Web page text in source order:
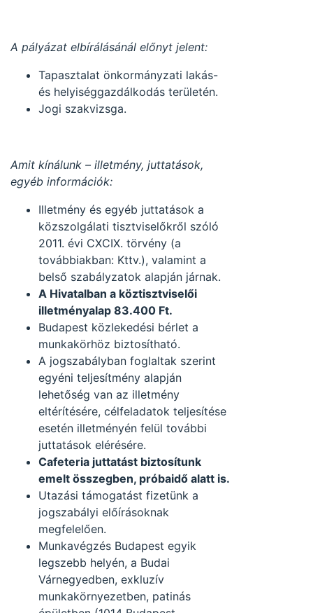
A pályázat elbírálásánál előnyt jelent:
Tapasztalat önkormányzati lakás-
és helyiséggazdálkodás területén.
Jogi szakvizsga.
Amit kínálunk – illetmény, juttatások,
egyéb információk:
Illetmény és egyéb juttatások a
közszolgálati tisztviselőkről szóló
2011. évi CXCIX. törvény (a
továbbiakban: Kttv.), valamint a
belső szabályzatok alapján járnak.
A Hivatalban a köztisztviselői
illetményalap 83.400 Ft.
Budapest közlekedési bérlet a
munkakörhöz biztosítható.
A jogszabályban foglaltak szerint
egyéni teljesítmény alapján
lehetőség van az illetmény
eltérítésére, célfeladatok teljesítése
esetén illetményén felül további
juttatások elérésére.
Cafeteria juttatást biztosítunk
emelt összegben, próbaidő alatt is.
Utazási támogatást fizetünk a
jogszabályi előírásoknak
megfelelően.
Munkavégzés Budapest egyik
legszebb helyén, a Budai
Várnegyedben, exkluzív
munkakörnyezetben, patinás